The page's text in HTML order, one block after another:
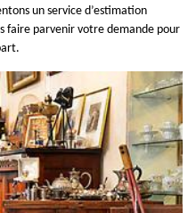
un service d’estimation
faire parvenir votre demande pour